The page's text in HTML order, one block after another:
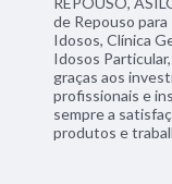
de Repouso
Idosos, Clínica
Idosos
graças aos
profissionais e
sempre a
produtos e